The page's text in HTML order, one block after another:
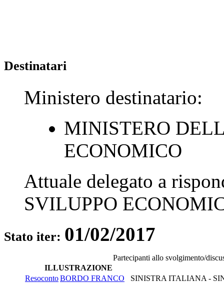
Destinatari
Ministero destinatario:
MINISTERO
ECONOMICO
Attuale delegato a
SVILUPPO
Stato iter: 01/02/2017
Partecipanti allo svolgimento/
ILLUSTRAZIONE
ResocontoBORDO FRANCO SINISTRA ITALIANA -